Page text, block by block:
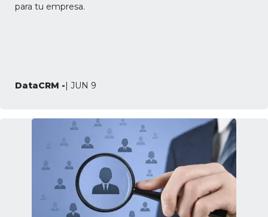
para tu empresa.
DataCRM -| JUN 9